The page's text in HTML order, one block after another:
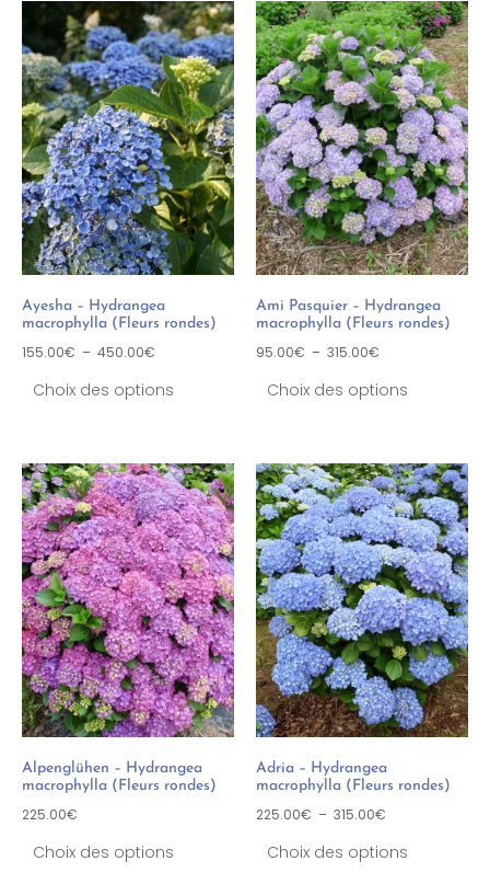
Ayesha – Hydrangea
macrophylla (Fleurs rondes)
155.00€ – 450.00€
Choix des options
Ami Pasquier – Hydrangea
macrophylla (Fleurs rondes)
95.00€ – 315.00€
Choix des options
Alpenglühen – Hydrangea
macrophylla (Fleurs rondes)
225.00€
Choix des options
Adria – Hydrangea
macrophylla (Fleurs rondes)
225.00€ – 315.00€
Choix des options